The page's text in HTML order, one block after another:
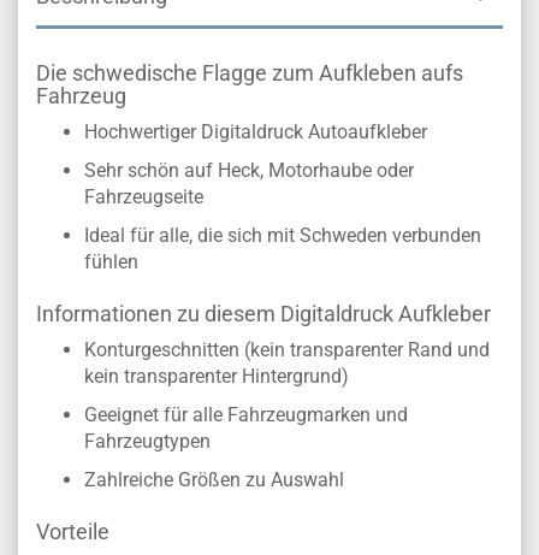
Die schwedische Flagge zum Aufkleben aufs
Fahrzeug
Hochwertiger Digitaldruck Autoaufkleber
Sehr schön auf Heck, Motorhaube oder
Fahrzeugseite
Ideal für alle, die sich mit Schweden verbunden
fühlen
Informationen zu diesem Digitaldruck Aufkleber
Konturgeschnitten (kein transparenter Rand und
kein transparenter Hintergrund)
Geeignet für alle Fahrzeugmarken und
Fahrzeugtypen
Zahlreiche Größen zu Auswahl
Vorteile